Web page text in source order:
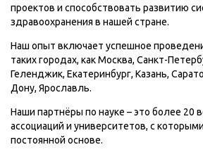
проектов и способствовать развитию
здравоохранения в нашей стране.
Наш опыт включает успешное
таких городах, как Москва, Санкт-
Геленджик, Екатеринбург, Казань,
Дону, Ярославль.
Наши партнёры по науке – это более 20
ассоциаций и университетов, с
постоянной основе.